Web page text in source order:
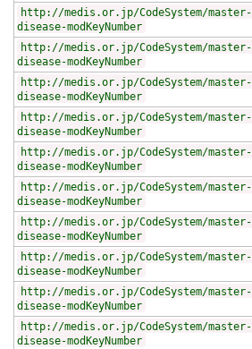
http://medis.or.jp/CodeSystem/master-
disease-modKeyNumber
http://medis.or.jp/CodeSystem/master-
disease-modKeyNumber
http://medis.or.jp/CodeSystem/master-
disease-modKeyNumber
http://medis.or.jp/CodeSystem/master-
disease-modKeyNumber
http://medis.or.jp/CodeSystem/master-
disease-modKeyNumber
http://medis.or.jp/CodeSystem/master-
disease-modKeyNumber
http://medis.or.jp/CodeSystem/master-
disease-modKeyNumber
http://medis.or.jp/CodeSystem/master-
disease-modKeyNumber
http://medis.or.jp/CodeSystem/master-
disease-modKeyNumber
http://medis.or.jp/CodeSystem/master-
disease-modKeyNumber